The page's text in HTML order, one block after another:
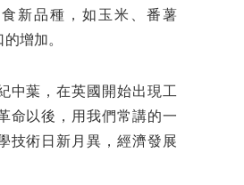
新品種，如玉米、番薯
增加。
中葉，在英國開始出現工
命以後，用我們常講的一
技術日新月異，經濟發展